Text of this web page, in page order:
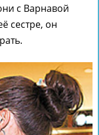
с Варнавой
сестре, он